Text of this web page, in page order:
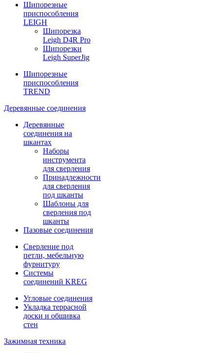
Шипорезные
приспособления
LEIGH
Шипорезка
Leigh D4R Pro
Шипорезки
Leigh SuperJig
Шипорезные
приспособления
TREND
Деревянные соединения
Деревянные
соединения на
шкантах
Наборы
инструмента
для сверления
Принадлежности
для сверления
под шканты
Шаблоны для
сверления под
шканты
Пазовые соединения
Сверление под
петли, мебельную
фурнитуру
Системы
соединений KREG
Угловые соединения
Укладка террасной
доски и обшивка
стен
Зажимная техника